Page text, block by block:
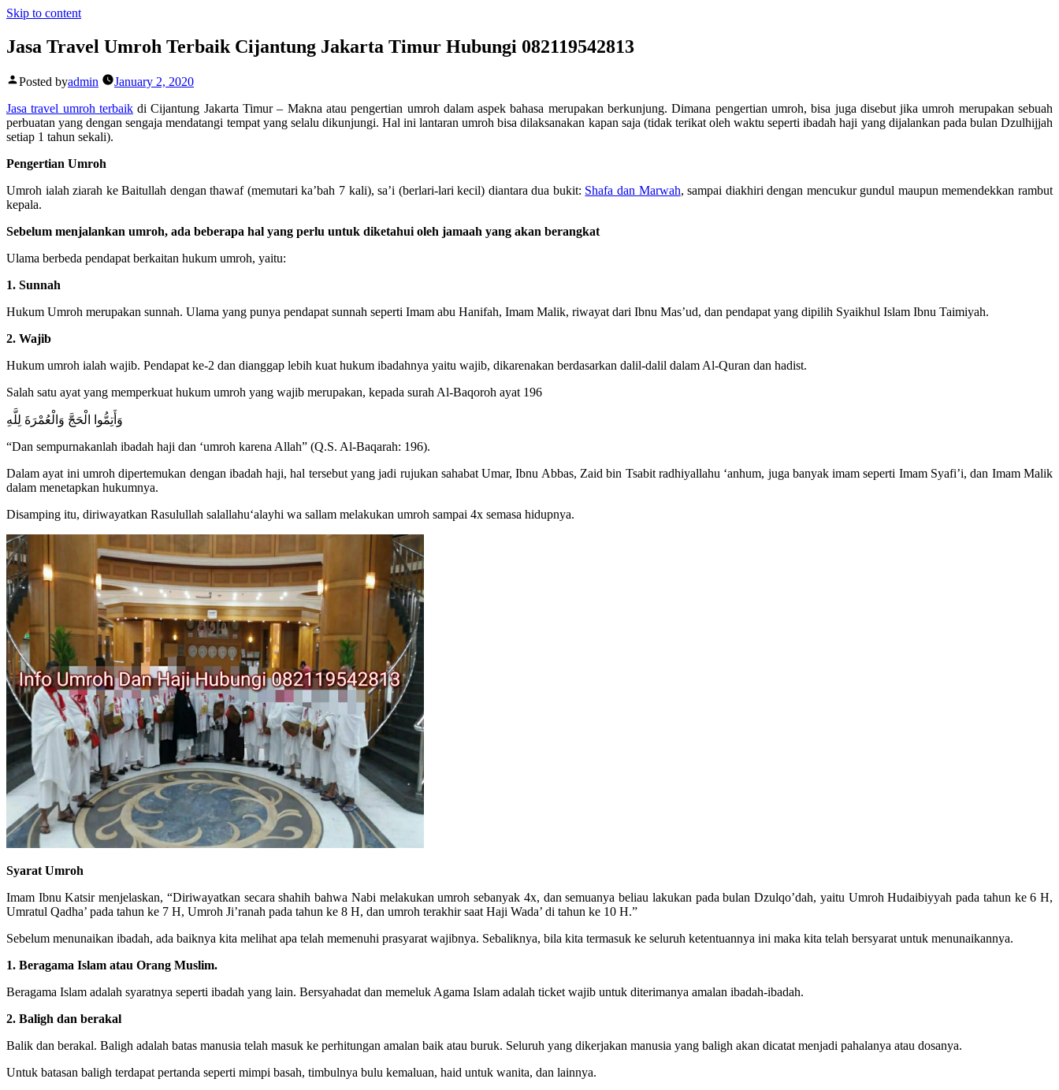
Skip to content
Jasa Travel Umroh Terbaik Cijantung Jakarta Timur Hubungi 082119542813
Posted byadmin
January 2, 2020
Jasa travel umroh terbaikdi Cijantung Jakarta Timur – Makna atau pengertian umroh dalam aspek bahasa merupakan berkunjung. Dimana pengertian umroh, bisa juga disebut jika umroh merupakan sebuah
perbuatan yang dengan sengaja mendatangi tempat yang selalu dikunjungi. Hal ini lantaran umroh bisa dilaksanakan kapan saja (tidak terikat oleh waktu seperti ibadah haji yang dijalankan pada bulan Dzulhijjah
setiap 1 tahun sekali).
Pengertian Umroh
Umroh ialah ziarah ke Baitullah dengan thawaf (memutari ka’bah 7 kali), sa’i (berlari-lari kecil) diantara dua bukit: Shafa dan Marwah, sampai diakhiri dengan mencukur gundul maupun memendekkan rambut
kepala.
Sebelum menjalankan umroh, ada beberapa hal yang perlu untuk diketahui oleh jamaah yang akan berangkat
Ulama berbeda pendapat berkaitan hukum umroh, yaitu:
1. Sunnah
Hukum Umroh merupakan sunnah. Ulama yang punya pendapat sunnah seperti Imam abu Hanifah, Imam Malik, riwayat dari Ibnu Mas’ud, dan pendapat yang dipilih Syaikhul Islam Ibnu Taimiyah.
2. Wajib
Hukum umroh ialah wajib. Pendapat ke-2 dan dianggap lebih kuat hukum ibadahnya yaitu wajib, dikarenakan berdasarkan dalil-dalil dalam Al-Quran dan hadist.
Salah satu ayat yang memperkuat hukum umroh yang wajib merupakan, kepada surah Al-Baqoroh ayat 196
وَأَتِمُّوا الْحَجَّ وَالْعُمْرَةَ لِلَّهِ
“Dan sempurnakanlah ibadah haji dan ‘umroh karena Allah” (Q.S. Al-Baqarah: 196).
Dalam ayat ini umroh dipertemukan dengan ibadah haji, hal tersebut yang jadi rujukan sahabat Umar, Ibnu Abbas, Zaid bin Tsabit radhiyallahu ‘anhum, juga banyak imam seperti Imam Syafi’i, dan Imam Malik
dalam menetapkan hukumnya.
Disamping itu, diriwayatkan Rasulullah salallahu‘alayhi wa sallam melakukan umroh sampai 4x semasa hidupnya.
Syarat Umroh
Imam Ibnu Katsir menjelaskan, “Diriwayatkan secara shahih bahwa Nabi melakukan umroh sebanyak 4x, dan semuanya beliau lakukan pada bulan Dzulqo’dah, yaitu Umroh Hudaibiyyah pada tahun ke 6 H,
Umratul Qadha’ pada tahun ke 7 H, Umroh Ji’ranah pada tahun ke 8 H, dan umroh terakhir saat Haji Wada’ di tahun ke 10 H.”
Sebelum menunaikan ibadah, ada baiknya kita melihat apa telah memenuhi prasyarat wajibnya. Sebaliknya, bila kita termasuk ke seluruh ketentuannya ini maka kita telah bersyarat untuk menunaikannya.
1. Beragama Islam atau Orang Muslim.
Beragama Islam adalah syaratnya seperti ibadah yang lain. Bersyahadat dan memeluk Agama Islam adalah ticket wajib untuk diterimanya amalan ibadah-ibadah.
2. Baligh dan berakal
Balik dan berakal. Baligh adalah batas manusia telah masuk ke perhitungan amalan baik atau buruk. Seluruh yang dikerjakan manusia yang baligh akan dicatat menjadi pahalanya atau dosanya.
Untuk batasan baligh terdapat pertanda seperti mimpi basah, timbulnya bulu kemaluan, haid untuk wanita, dan lainnya.